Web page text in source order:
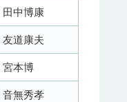
田中博康
友道康夫
宮本博
音無秀孝